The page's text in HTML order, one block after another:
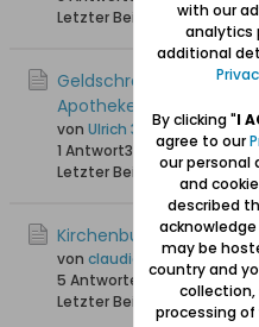
Letzter Beitrag
28.01.2024,
Geldschrank der Freien
Apotheke gefunden
von Ulrich 31
1 Antwort3.979 Hits 0 Likes
Letzter Beitrag20.08.2023,
Kirchenbuch Eintrag
von claudia-
5 Antworten 7.120 Hits0
Letzter Beitrag
17.11.2022,
with our
analytics
additional
By clicking "I
agree to our
our personal
and
described
may be
country and
processing